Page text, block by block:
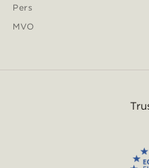
Pers
MVO